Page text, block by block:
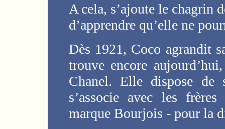
A cela, s’ajoute le chagrin
d’apprendre qu’elle ne
Dès 1921, Coco agrandit
trouve encore
Chanel. Elle dispose de
s’associe avec les
marque Bourjois - pour la